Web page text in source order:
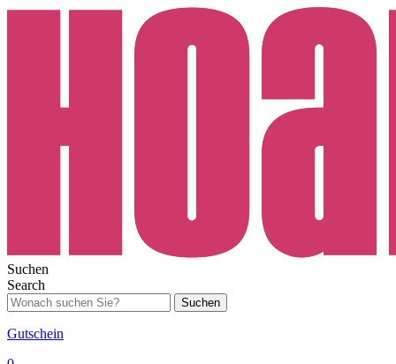
Suchen
Search
Suchen
Gutschein